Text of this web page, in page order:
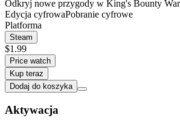
Odkryj nowe przygody w King's Bounty
Edycja cyfrowaPobranie cyfrowe
Platforma
Steam
$1.99
Price watch
Kup teraz
Dodaj do koszyka
Aktywacja